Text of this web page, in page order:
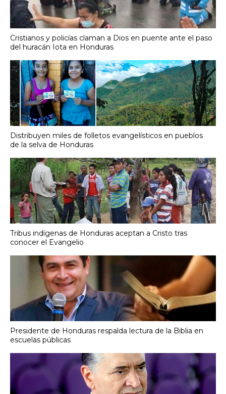
Cristianos y policías claman a Dios en puente ante el paso
del huracán Iota en Honduras
Distribuyen miles de folletos evangelísticos en pueblos
de la selva de Honduras
Tribus indígenas de Honduras aceptan a Cristo tras
conocer el Evangelio
Presidente de Honduras respalda lectura de la Biblia en
escuelas públicas